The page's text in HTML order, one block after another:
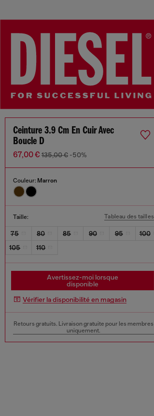
Ceinture 3.9 Cm En Cuir Avec
Boucle D
67,00 € 135,00 € -50%
Couleur: Marron
Taille: Tableau des tailles
75 80 85 90 95
100
105
110
Avertissez-moi lorsque
disponible
Vérifier la disponibilité en magasin
Retours gratuits. Livraison gratuite pour les membres
uniquement.